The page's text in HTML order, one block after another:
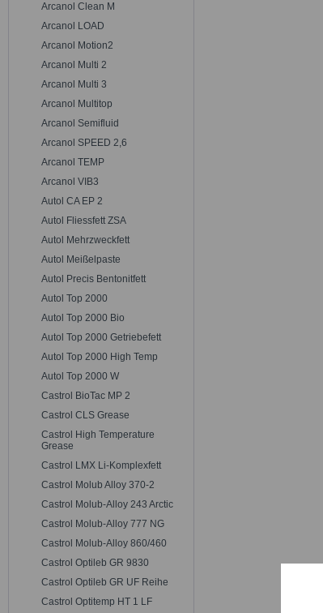
Arcanol Clean M
Arcanol LOAD
Arcanol Motion2
Arcanol Multi 2
Arcanol Multi 3
Arcanol Multitop
Arcanol Semifluid
Arcanol SPEED 2,6
Arcanol TEMP
Arcanol VIB3
Autol CA EP 2
Autol Fliessfett ZSA
Autol Mehrzweckfett
Autol Meißelpaste
Autol Precis Bentonitfett
Autol Top 2000
Autol Top 2000 Bio
Autol Top 2000 Getriebefett
Autol Top 2000 High Temp
Autol Top 2000 W
Castrol BioTac MP 2
Castrol CLS Grease
Castrol High Temperature
Grease
Castrol LMX Li-Komplexfett
Castrol Molub Alloy 370-2
Castrol Molub-Alloy 243 Arctic
Castrol Molub-Alloy 777 NG
Castrol Molub-Alloy 860/460
Castrol Optileb GR 9830
Castrol Optileb GR UF Reihe
Castrol Optitemp HT 1 LF